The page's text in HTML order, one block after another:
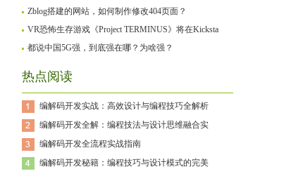
Zblog搭建的网站，如何制作修改404页面？
VR恐怖生存游戏《Project TERMINUS》将在Kicksta
都说中国5G强，到底强在哪？为啥强？
热点阅读
编解码开发实战：高效设计与编程技巧全解析
编解码开发全解：编程技法与设计思维融合实
编解码开发全流程实战指南
编解码开发秘籍：编程技巧与设计模式的完美